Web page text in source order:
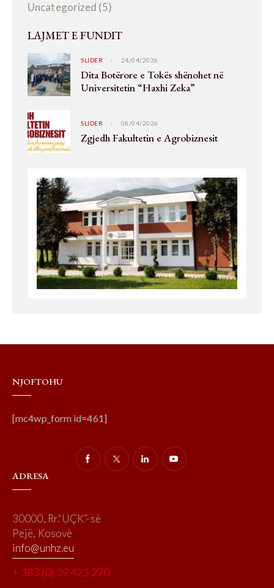
Uncategorized (5)
LAJMET E FUNDIT
SLIDER 24/04/2026
Dita Botërore e Tokës shënohet në
Universitetin “Haxhi Zeka”
SLIDER 08/04/2026
Zgjedh Fakultetin e Agrobiznesit
NJOFTOHU
[mc4wp_form id=461]
ADRESA
30000, Rr.“UÇK”-së
Pejë, Kosovë
info@unhz.eu
+ 383 (0) 39 423 270